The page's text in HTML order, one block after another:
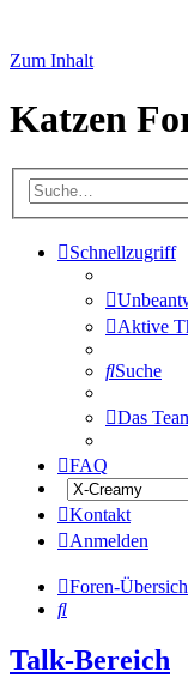
Zum Inhalt
Katzen
Schnellzugriff
Aktive
Suche
Das
FAQ
Kontakt
Anmelden
Foren-
Suche
Talk-Bereich